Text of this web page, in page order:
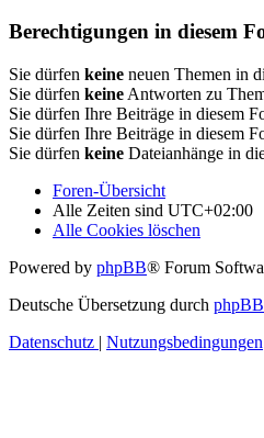
Berechtigungen in diesem
Sie dürfen keine neuen Themen in
Sie dürfen keine Antworten zu
Sie dürfen Ihre Beiträge in diesem
Sie dürfen Ihre Beiträge in diesem
Sie dürfen keine Dateianhänge in
Foren-Übersicht
Alle Zeiten sind UTC+02:00
Alle Cookies löschen
Powered by phpBB® Forum
Deutsche Übersetzung durch
Datenschutz | Nutzungsbedingungen